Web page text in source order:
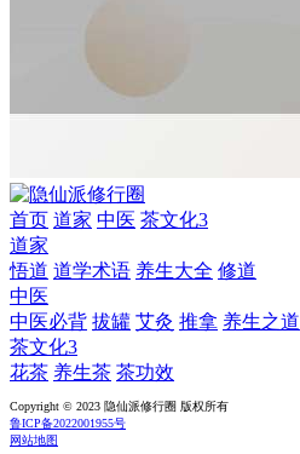
首页 道家 中医 茶文化3
道家
悟道 道学术语 养生大全 修道
中医
中医必背 拔罐 艾灸 推拿 养生之道
茶文化3
花茶 养生茶 茶功效
Copyright © 2023 隐仙派修行圈 版权所有
鲁ICP备2022001955号
网站地图